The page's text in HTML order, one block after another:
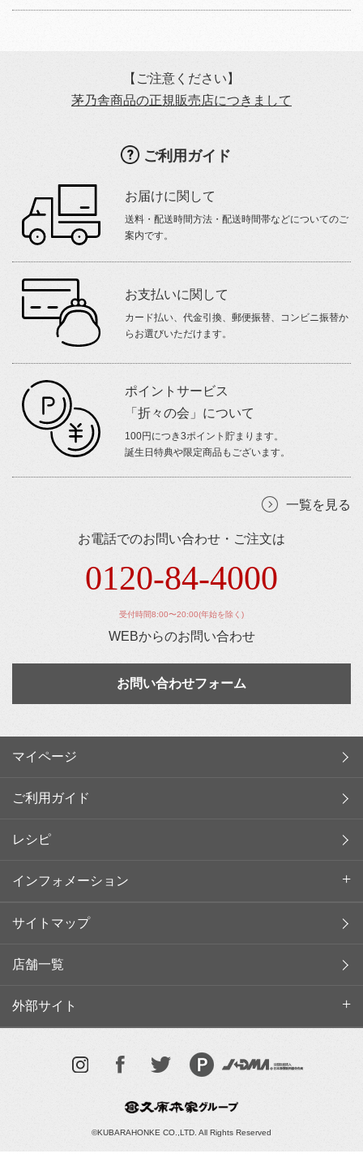
【ご注意ください】
茅乃舎商品の正規販売店につきまして
ご利用ガイド
お届けに関して
送料・配送時間方法・配送時間帯などについてのご
案内です。
お支払いに関して
カード払い、代金引換、郵便振替、コンビニ振替か
らお選びいただけます。
ポイントサービス
「折々の会」について
100円につき3ポイント貯まります。
誕生日特典や限定商品もございます。
一覧を見る
お電話でのお問い合わせ・ご注文は
0120-84-4000
受付時間8:00〜20:00(年始を除く)
WEBからのお問い合わせ
お問い合わせフォーム
マイページ
ご利用ガイド
レシピ
インフォメーション
サイトマップ
店舗一覧
外部サイト
©KUBARAHONKE CO.,LTD. All Rights Reserved